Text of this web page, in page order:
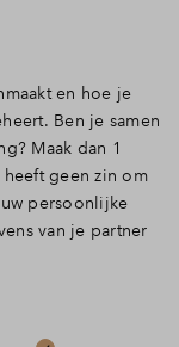
Inloggen
en hoe je
Ben je samen
Maak dan 1
geen zin om
persoonlijke
van je partner